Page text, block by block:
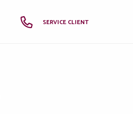
SERVICE CLIENT